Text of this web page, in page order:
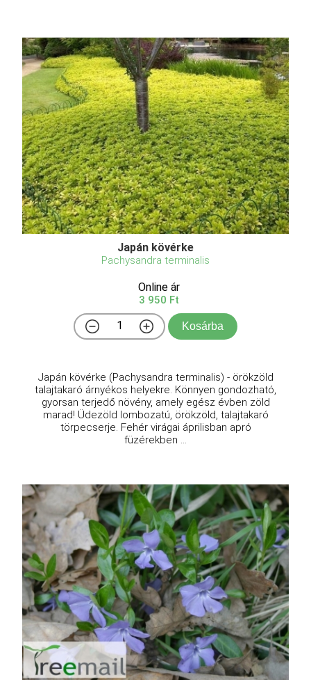
Japán kövérke
Pachysandra terminalis
Online ár
3 950 Ft
Kosárba
Japán kövérke (Pachysandra terminalis) - örökzöld
talajtakaró árnyékos helyekre. Könnyen gondozható,
gyorsan terjedő növény, amely egész évben zöld
marad! Üdezöld lombozatú, örökzöld, talajtakaró
törpecserje. Fehér virágai áprilisban apró
füzérekben ...